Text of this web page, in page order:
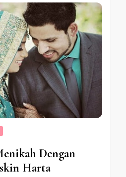
Dengan
Harta